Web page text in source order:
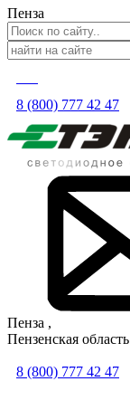
Пенза
8 (800) 777 42 47
Пенза ,
Пензенская область
8 (800) 777 42 47